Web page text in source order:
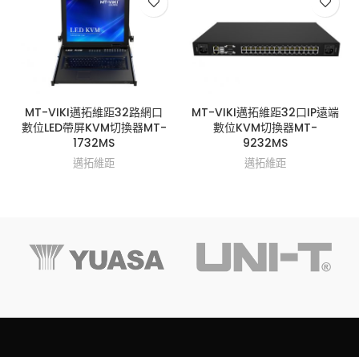
MT-VIKI邁拓維距32路網口
數位LED帶屏KVM切換器MT-
1732MS
邁拓維距
MT-VIKI邁拓維距32口IP遠端
數位KVM切換器MT-
9232MS
邁拓維距